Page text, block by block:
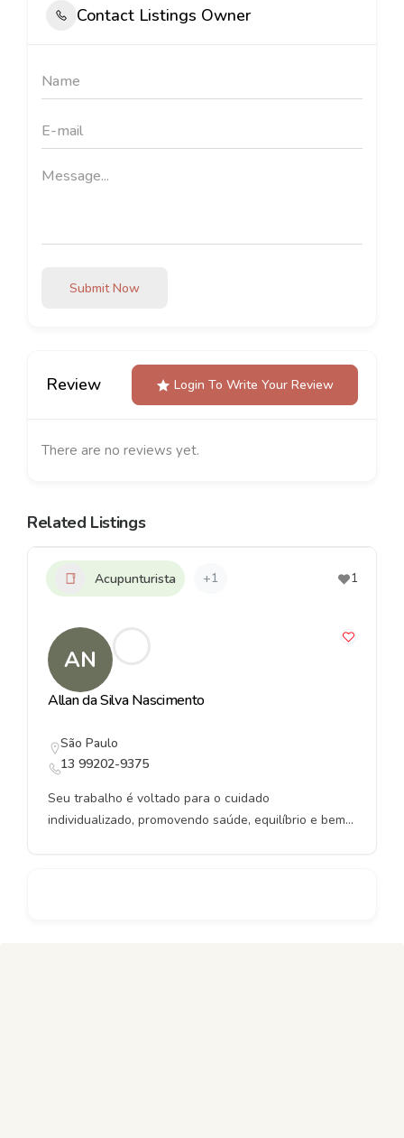
Contact Listings Owner
Submit Now
Review Login To Write Your Review
There are no reviews yet.
Related Listings
AN
Allan da Silva Nascimento
São Paulo
13 99202-9375
Seu trabalho é voltado para o cuidado
individualizado, promovendo saúde, equilíbrio e bem-
Acupunturista +1 1